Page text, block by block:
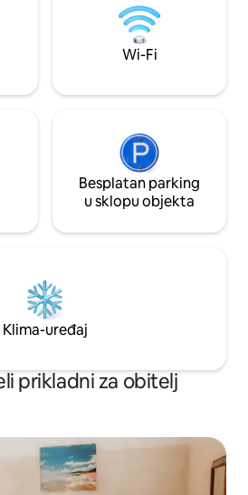
km, M'diq 5 km U
mora.
zahtijeva bazen
sedam, a
Wi-Fi
Besplatan parking
u sklopu objekta
Klima-uređaj
prikladni za obitelj